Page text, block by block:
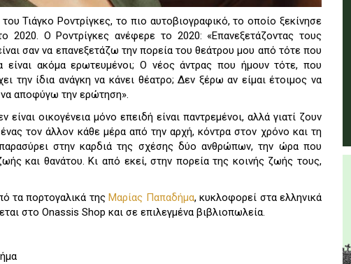
Τιάγκο Ροντρίγκες, το πιο αυτοβιογραφικό, το οποίο ξεκίνησε
2020. Ο Ροντρίγκες ανέφερε το 2020: «Επανεξετάζοντας τους
σαν να επανεξετάζω την πορεία του θεάτρου μου από τότε που
είναι ακόμα ερωτευμένοι; Ο νέος άντρας που ήμουν τότε, που
την ίδια ανάγκη να κάνει θέατρο; Δεν ξέρω αν είμαι έτοιμος να
αποφύγω την ερώτηση».
οικογένεια μόνο επειδή είναι παντρεμένοι, αλλά γιατί ζουν
τον άλλον κάθε μέρα από την αρχή, κόντρα στον χρόνο και τη
στην καρδιά της σχέσης δύο ανθρώπων, την ώρα που
και θανάτου. Κι από εκεί, στην πορεία της κοινής ζωής τους,
τα πορτογαλικά της Μαρίας Παπαδήμα, κυκλοφορεί στα ελληνικά
στο Onassis Shop και σε επιλεγμένα βιβλιοπωλεία.